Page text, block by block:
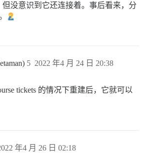
没意识到它还连接着。事后看来，分
2022 年4 月 24 日 20:38
5
tickets 的情况下重建后，它就可以
年4 月 26 日 02:18